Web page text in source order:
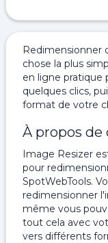
Redimensionner
chose la plus
en ligne pratique
quelques clics,
format de votre
À propos de
Image Resizer
pour
SpotWebTools.
redimensionner
même vous
tout cela avec
vers différents